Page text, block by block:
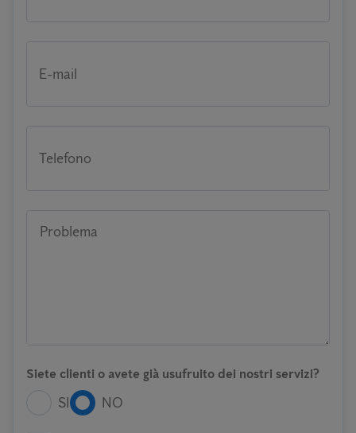
E-mail
Telefono
Problema
Siete clienti o avete già usufruito dei nostri servizi?
SI NO